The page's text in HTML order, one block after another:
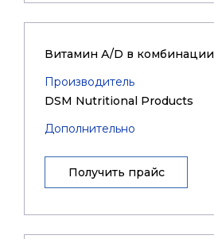
Витамин А/D в комбинации
Производитель
DSM Nutritional Products
Дополнительно
Получить прайс